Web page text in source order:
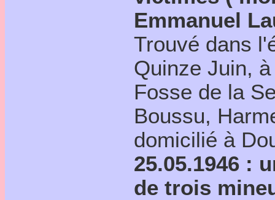
Emmanuel
Trouvé dans
Quinze Juin,
Fosse de la
Boussu,
domicilié à
25.05.1946 :
de trois